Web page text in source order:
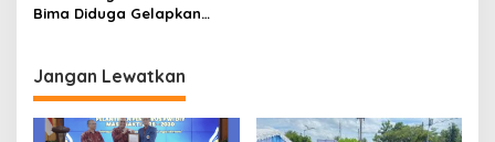
p
s
Bima Diduga Gelapkan
Jangan Lewatkan